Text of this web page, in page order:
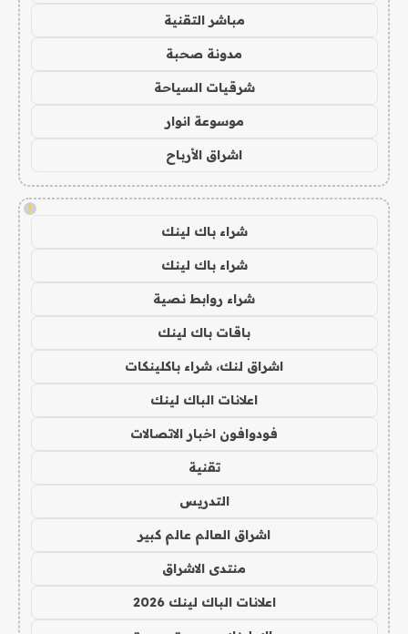
مباشر التقنية
مدونة صحبة
شرقيات السياحة
موسوعة انوار
اشراق الأرباح
!
شراء باك لينك
شراء باك لينك
شراء روابط نصية
باقات باك لينك
اشراق لنك، شراء باكلينكات
اعلانات الباك لينك
فودوافون اخبار الاتصالات
تقنية
التدريس
اشراق العالم عالم كبير
منتدى الاشراق
اعلانات الباك لينك 2026